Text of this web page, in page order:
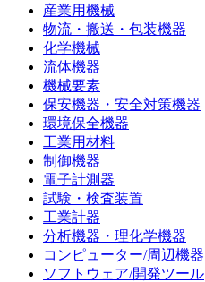
産業用機械
物流・搬送・包装機器
化学機械
流体機器
機械要素
保安機器・安全対策機器
環境保全機器
工業用材料
制御機器
電子計測器
試験・検査装置
工業計器
分析機器・理化学機器
コンピューター/周辺機器
ソフトウェア/開発ツール